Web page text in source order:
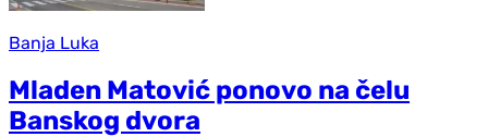
Banja Luka
Mladen Matović ponovo na čelu
Banskog dvora